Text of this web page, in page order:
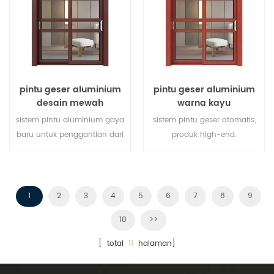
kebutuhan arsitektur.
pintu geser aluminium
desain mewah
sistem pintu aluminium gaya
baru untuk penggantian dari
pintu geser aluminium
warna kayu
sistem pintu geser otomatis,
produk high-end.
1 2 3 4 5 6 7 8 9
10 >>
[ total 11 halaman]